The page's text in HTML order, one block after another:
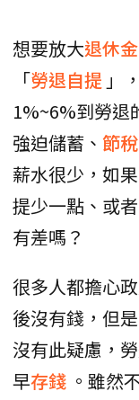
想要放大退休金
「勞退自提 」
1%~6%到勞退
強迫儲蓄、 節稅
薪水很少，如
提少一點、或
有差嗎？
很多人都擔心
後沒有錢，但
沒有此疑慮，
早存錢 。雖然